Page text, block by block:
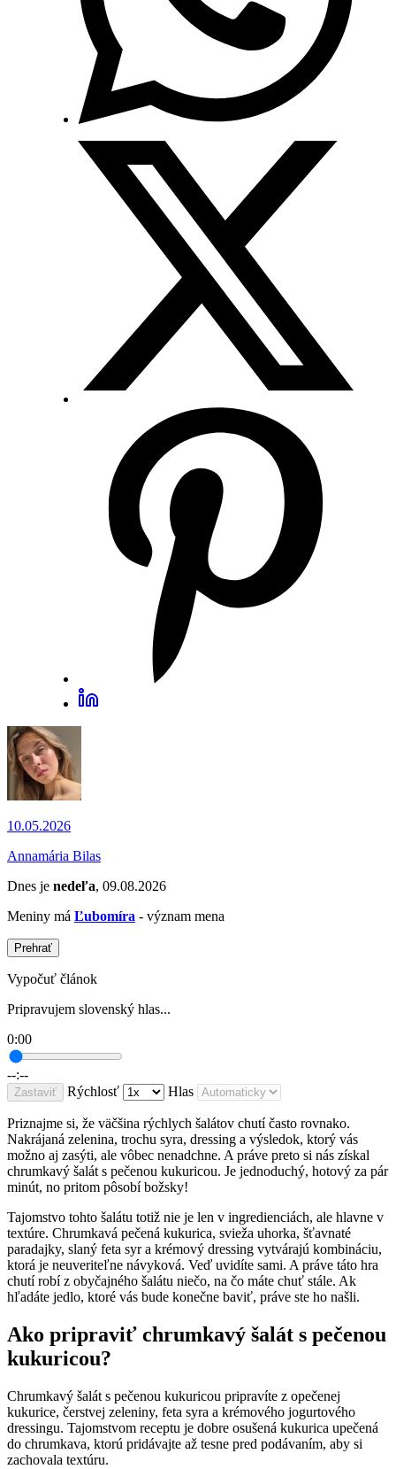
10.05.2026
Annamária Bilas
Dnes je nedeľa, 09.08.2026
Meniny má Ľubomíra - význam mena
Prehrať
Vypočuť článok
Pripravujem slovenský hlas...
0:00
--:--
Zastaviť Rýchlosť Hlas
Priznajme si, že väčšina rýchlych šalátov chutí často rovnako.
Nakrájaná zelenina, trochu syra, dressing a výsledok, ktorý vás
možno aj zasýti, ale vôbec nenadchne. A práve preto si nás získal
chrumkavý šalát s pečenou kukuricou. Je jednoduchý, hotový za pár
minút, no pritom pôsobí božsky!
Tajomstvo tohto šalátu totiž nie je len v ingredienciách, ale hlavne v
textúre. Chrumkavá pečená kukurica, svieža uhorka, šťavnaté
paradajky, slaný feta syr a krémový dressing vytvárajú kombináciu,
ktorá je neuveriteľne návyková. Veď uvidíte sami. A práve táto hra
chutí robí z obyčajného šalátu niečo, na čo máte chuť stále. Ak
hľadáte jedlo, ktoré vás bude konečne baviť, práve ste ho našli.
Ako pripraviť chrumkavý šalát s pečenou
kukuricou?
Chrumkavý šalát s pečenou kukuricou pripravíte z opečenej
kukurice, čerstvej zeleniny, feta syra a krémového jogurtového
dressingu. Tajomstvom receptu je dobre osušená kukurica upečená
do chrumkava, ktorú pridávajte až tesne pred podávaním, aby si
zachovala textúru.